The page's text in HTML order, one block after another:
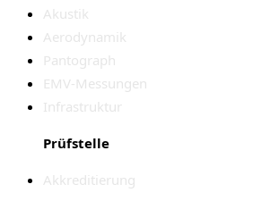
Akustik
Aerodynamik
Pantograph
EMV-Messungen
Infrastruktur
Prüfstelle
Akkreditierung